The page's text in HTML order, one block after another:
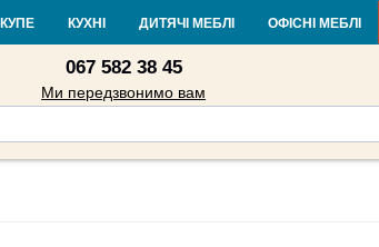
Гарантія та повернення Кредит Статті та новини
067 582 38 45
Ми передзвонимо вам
КУХНІ ДИТЯЧІ МЕБЛІ ОФІСНІ МЕБЛІ